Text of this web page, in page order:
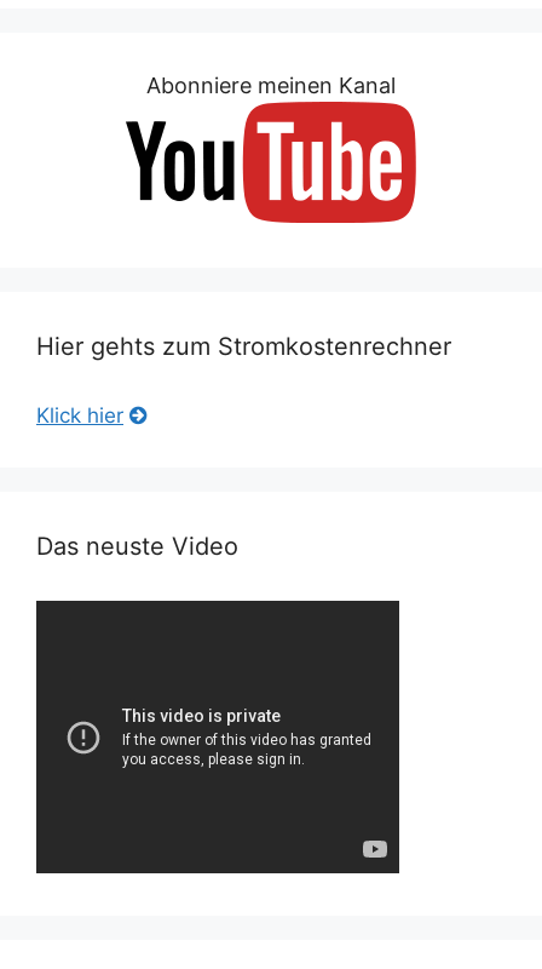
Abonniere meinen Kanal
Hier gehts zum Stromkostenrechner
Klick hier
Das neuste Video